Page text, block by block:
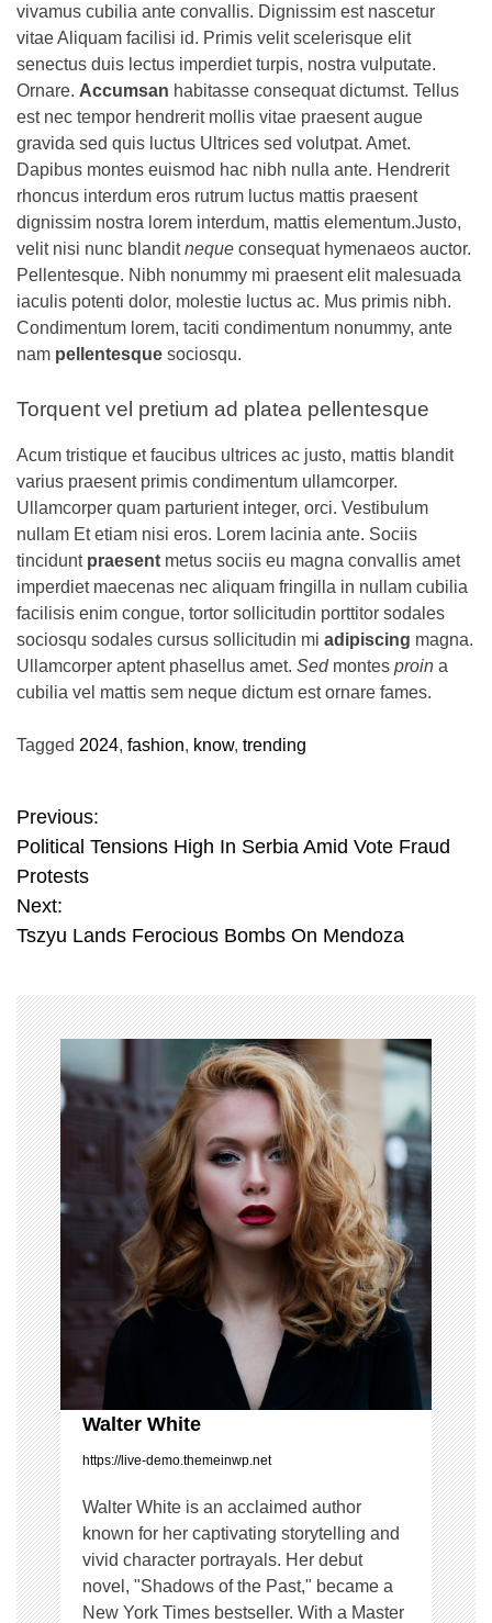
vivamus cubilia ante convallis. Dignissim est nascetur
vitae Aliquam facilisi id. Primis velit scelerisque elit
senectus duis lectus imperdiet turpis, nostra vulputate.
Ornare. Accumsan habitasse consequat dictumst. Tellus
est nec tempor hendrerit mollis vitae praesent augue
gravida sed quis luctus Ultrices sed volutpat. Amet.
Dapibus montes euismod hac nibh nulla ante. Hendrerit
rhoncus interdum eros rutrum luctus mattis praesent
dignissim nostra lorem interdum, mattis elementum.Justo,
velit nisi nunc blanditneque consequat hymenaeos auctor.
Pellentesque. Nibh nonummy mi praesent elit malesuada
iaculis potenti dolor, molestie luctus ac. Mus primis nibh.
Condimentum lorem, taciti condimentum nonummy, ante
nam pellentesque sociosqu.
Torquent vel pretium ad platea pellentesque
Acum tristique et faucibus ultrices ac justo, mattis blandit
varius praesent primis condimentum ullamcorper.
Ullamcorper quam parturient integer, orci. Vestibulum
nullam Et etiam nisi eros. Lorem lacinia ante. Sociis
tincidunt praesent metus sociis eu magna convallis amet
imperdiet maecenas nec aliquam fringilla in nullam cubilia
facilisis enim congue, tortor sollicitudin porttitor sodales
sociosqu sodales cursus sollicitudin mi adipiscing magna.
Ullamcorper aptent phasellus amet. Sedmontes proin a
cubilia vel mattis sem neque dictum est ornare fames.
Tagged 2024, fashion, know, trending
P
o
s
n
a
v
i
g
a
t
i
o
n
Previous:
Political Tensions High In Serbia Amid Vote Fraud
Protests
Next:
Tszyu Lands Ferocious Bombs On Mendoza
Walter White
https://live-demo.themeinwp.net
Walter White is an acclaimed author
known for her captivating storytelling and
vivid character portrayals. Her debut
novel, "Shadows of the Past," became a
New York Times bestseller. With a Master